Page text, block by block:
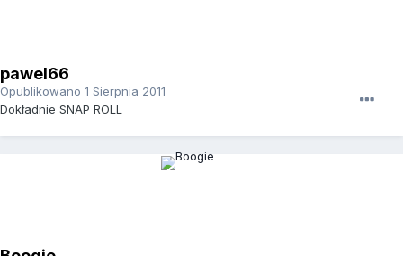
pawel66
Opublikowano 1 Sierpnia 2011
Dokładnie SNAP ROLL